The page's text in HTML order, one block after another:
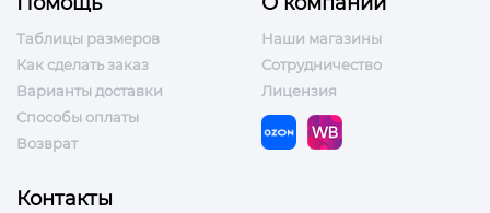
Таблицы размеров
Как сделать заказ
Варианты доставки
Способы оплаты
Возврат
Наши магазины
Сотрудничество
Лицензия
Контакты